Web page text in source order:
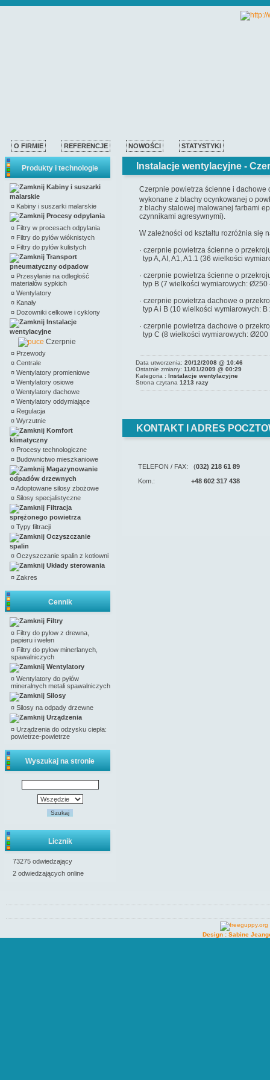
O FIRMIE REFERENCJE NOWOŚCI STATYSTYKI
Produkty i technologie
Kabiny i suszarki
malarskie
¤ Kabiny i suszarki malarskie
Procesy odpylania
¤ Filtry w procesach odpylania
¤ Filtry do pyłów włóknistych
¤ Filtry do pyłów kulistych
Transport
pneumatyczny odpadow
¤ Przesyłanie na odległość
materiałów sypkich
¤ Wentylatory
¤ Kanały
¤ Dozowniki celkowe i cyklony
Instalacje
wentylacyjne
Czerpnie
¤ Przewody
¤ Centrale
¤ Wentylatory promieniowe
¤ Wentylatory osiowe
¤ Wentylatory dachowe
¤ Wentylatory oddymiające
¤ Regulacja
¤ Wyrzutnie
Komfort
klimatyczny
¤ Procesy technologiczne
¤ Budownictwo mieszkaniowe
Magazynowanie
odpadów drzewnych
¤Adoptowane silosy zbożowe
¤ Silosy specjalistyczne
Filtracja
sprężonego powietrza
¤ Typy filtracji
Oczyszczanie
spalin
¤ Oczyszczanie spalin z kotłowni
Układy sterowania
¤ Zakres
Cennik
Filtry
¤ Filtry do pyłow z drewna,
papieru i wełen
¤ Filtry do pyłow minerlanych,
spawalniczych
Wentylatory
¤ Wentylatory do pyłów
mineralnych metali spawalniczych
Silosy
¤ Silosy na odpady drzewne
Urządzenia
¤ Urządzenia do odzysku ciepła:
powietrze-powietrze
Wyszukaj na stronie
Szukaj
Licznik
73275 odwiedzający
2 odwiedzających online
Instalacje wentylacyjne -
Czerpnie powietrza ścienne i dachowe
wykonane z blachy ocynkowanej o
z blachy stalowej malowanej farbami
czynnikami agresywnymi).
W zależności od kształtu rozróżnia się
· czerpnie powietrza ścienne o
typ A, AI, A1, A1.1 (36 wielkości
· czerpnie powietrza ścienne o
typ B (7 wielkości wymiarowych:
· czerpnie powietrza dachowe o
typ A i B (10 wielkości wymiarowych:
· czerpnie powietrza dachowe o
typ C (8 wielkości wymiarowych:
Data utworzenia: 20/12/2008 @ 10:46
Ostatnie zmiany: 11/01/2009 @ 00:29
Kategoria : Instalacje wentylacyjne
Strona czytana 1213 razy
KONTAKT I ADRES
TELEFON / FAX: (032) 218 61 89
Kom.: +48 602 317 438
Design : Sabine